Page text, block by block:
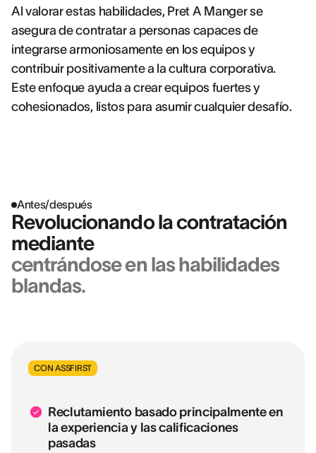
Al valorar estas habilidades, Pret A Manger se
asegura de contratar a personas capaces de
integrarse armoniosamente en los equipos y
contribuir positivamente a la cultura corporativa.
Este enfoque ayuda a crear equipos fuertes y
cohesionados, listos para asumir cualquier desafío.
Antes/después
Revolucionando la contratación
mediante
centrándose en las habilidades
blandas.
CON ASSFIRST
Reclutamiento basado principalmente en
la experiencia y las calificaciones
pasadas